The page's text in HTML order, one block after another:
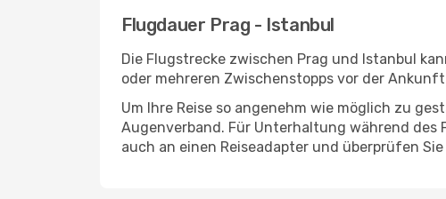
Flugdauer Prag - Istanbul
Die Flugstrecke zwischen Prag und Istanbul
oder mehreren Zwischenstopps vor der
Um Ihre Reise so angenehm wie möglich zu
Augenverband. Für Unterhaltung während des
auch an einen Reiseadapter und überprüfen